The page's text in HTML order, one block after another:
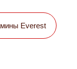
Everest